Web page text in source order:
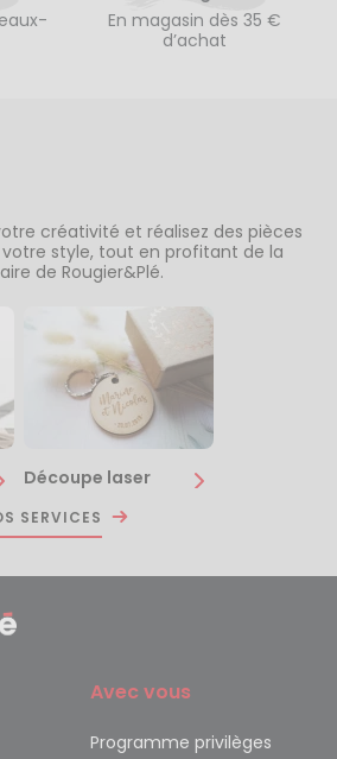
En magasin dès 35 €
d’achat
créativité et réalisez des pièces
style, tout en profitant de la
de Rougier&Plé.
Découpe laser
SERVICES
Avec vous
Programme privilèges